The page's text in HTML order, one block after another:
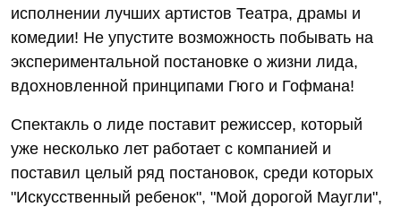
исполнении лучших артистов Театра, драмы и
комедии! Не упустите возможность побывать на
экспериментальной постановке о жизни лида,
вдохновленной принципами Гюго и Гофмана!
Спектакль о лиде поставит режиссер, который
уже несколько лет работает с компанией и
поставил целый ряд постановок, среди которых
"Искусственный ребенок", "Мой дорогой Маугли",